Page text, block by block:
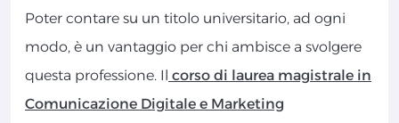
Poter contare su un titolo universitario, ad ogni
modo, è un vantaggio per chi ambisce a svolgere
questa professione. Il corso di laurea magistrale in
Comunicazione Digitale e Marketing